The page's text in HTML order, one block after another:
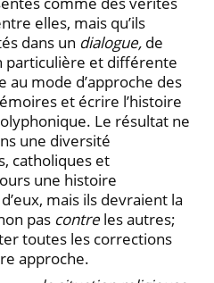
elles, mais qu’ils
dans un dialogue, de
particulière et différente
au mode d’approche des
et écrire l’histoire
Le résultat ne
une diversité
catholiques et
une histoire
mais ils devraient la
pas contreles autres;
toutes les corrections
approche.